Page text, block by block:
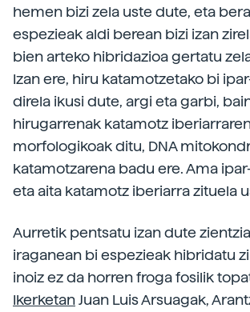
hemen bizi zela uste dute, eta
espezieak aldi berean bizi izan
bien arteko hibridazioa gertatu
Izan ere, hiru katamotzetako bi
direla ikusi dute, argi eta garbi,
hirugarrenak katamotz
morfologikoak ditu, DNA
katamotzarena badu ere. Ama
eta aita katamotz iberiarra zituela
Aurretik pentsatu izan dute
iraganean bi espezieak hibridatu
inoiz ez da horren froga fosilik
IkerketanJuan Luis Arsuagak,